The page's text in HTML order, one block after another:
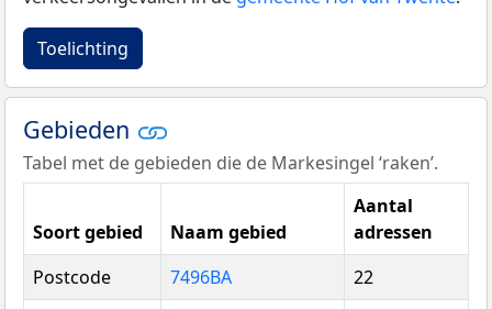
Toelichting
Gebieden
Tabel met de gebieden die de Markesingel ‘raken’.
Soort gebied Naam gebied
Aantal
adressen
Postcode
7496BA
22